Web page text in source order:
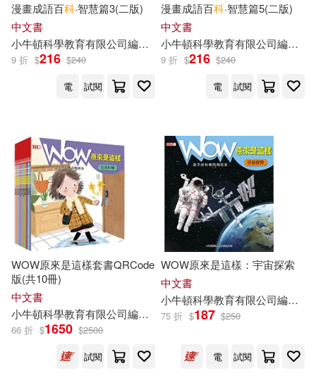
漫畫成語百科·智慧篇3(二版)
中文書
小牛頓科學教育有限公司編輯 團隊
9 折 $216 $240
電
試閱
漫畫成語百科·智慧篇5(二版)
中文書
小牛頓科學教育有限公司編輯
9 折 $216 $240
電
試閱
WOW原來是這樣套書QRCode
版(共10冊)
中文書
小牛頓科學教育有限公司編輯 團隊 廖篤誠 張承 江正一
66 折 $1650 $2500
試閱
WOW原來是這樣：宇宙探索
中文書
小牛頓科學教育有限公司編輯
75 折 $187 $250
電 試閱